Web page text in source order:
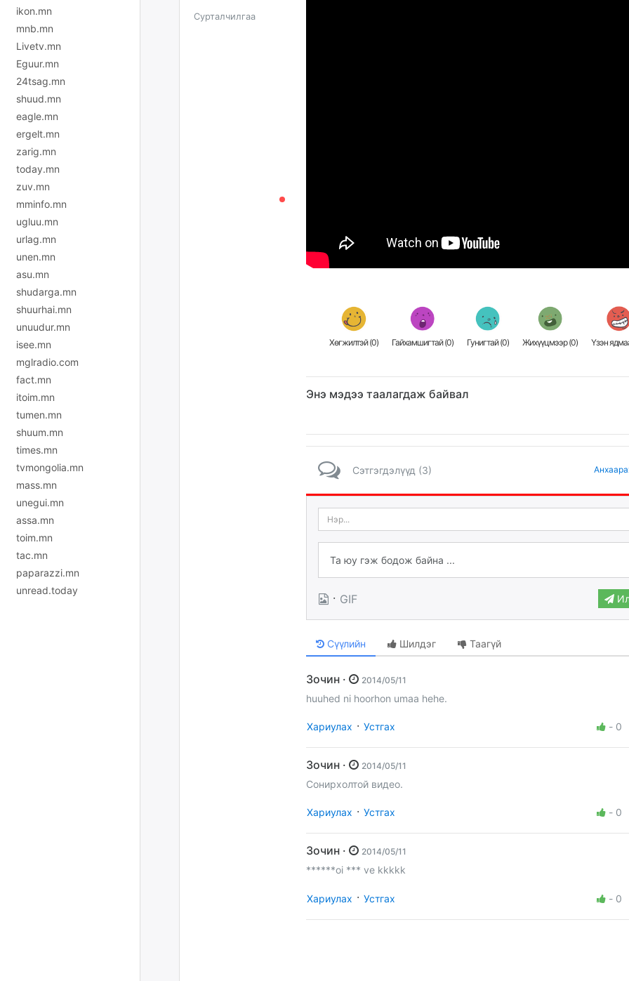
ikon.mn
mnb.mn
Livetv.mn
Eguur.mn
24tsag.mn
shuud.mn
eagle.mn
ergelt.mn
zarig.mn
today.mn
zuv.mn
mminfo.mn
ugluu.mn
urlag.mn
unen.mn
asu.mn
shudarga.mn
shuurhai.mn
unuudur.mn
isee.mn
mglradio.com
fact.mn
itoim.mn
tumen.mn
shuum.mn
times.mn
tvmongolia.mn
mass.mn
unegui.mn
assa.mn
toim.mn
tac.mn
paparazzi.mn
unread.today
Сурталчилгаа
Хөгжилтэй (0) Гайхамшигтай (0) Гунигтай (0) Жихүүцмээр (0) Үзэн
Энэ мэдээ таалагдаж байвал
Сэтгэгдэлүүд (3)
· GIF
Сүүлийн Шилдэг Таагүй
Зочин · 2014/05/11
huuhed ni hoorhon umaa hehe.
Хариулах · Устгах - 0
Зочин · 2014/05/11
Сонирхолтой видео.
Хариулах · Устгах - 0
Зочин · 2014/05/11
******oi *** ve kkkkk
Хариулах · Устгах - 0